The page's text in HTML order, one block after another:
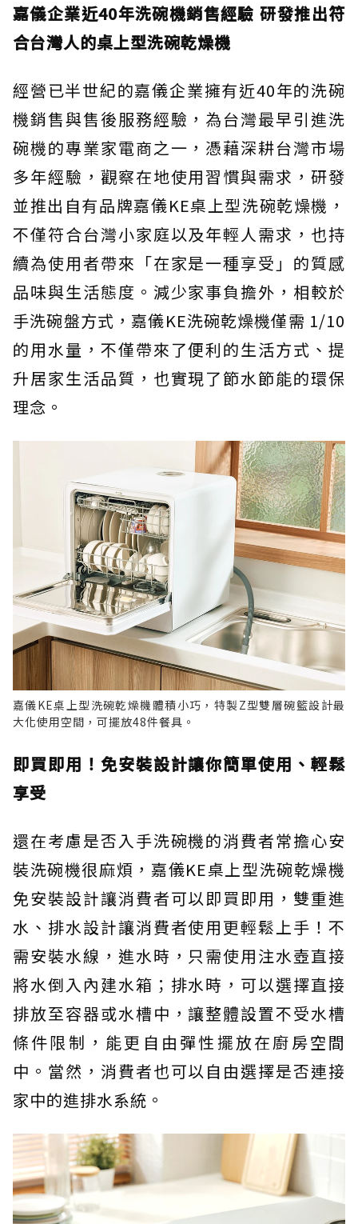
嘉儀企業近40年洗碗機銷售經驗 研發推出符
合台灣人的桌上型洗碗乾燥機
經營已半世紀的嘉儀企業擁有近40年的洗碗
機銷售與售後服務經驗，為台灣最早引進洗
碗機的專業家電商之一，憑藉深耕台灣市場
多年經驗，觀察在地使用習慣與需求，研發
並推出自有品牌嘉儀KE桌上型洗碗乾燥機，
不僅符合台灣小家庭以及年輕人需求，也持
續為使用者帶來「在家是一種享受」的質感
品味與生活態度。減少家事負擔外，相較於
手洗碗盤方式，嘉儀KE洗碗乾燥機僅需 1/10
的用水量，不僅帶來了便利的生活方式、提
升居家生活品質，也實現了節水節能的環保
理念。
嘉儀KE桌上型洗碗乾燥機體積小巧，特製Z型雙層碗籃設計最
大化使用空間，可擺放48件餐具。
即買即用！免安裝設計讓你簡單使用、輕鬆
享受
還在考慮是否入手洗碗機的消費者常擔心安
裝洗碗機很麻煩，嘉儀KE桌上型洗碗乾燥機
免安裝設計讓消費者可以即買即用，雙重進
水、排水設計讓消費者使用更輕鬆上手！不
需安裝水線，進水時，只需使用注水壺直接
將水倒入內建水箱；排水時，可以選擇直接
排放至容器或水槽中，讓整體設置不受水槽
條件限制，能更自由彈性擺放在廚房空間
中。當然，消費者也可以自由選擇是否連接
家中的進排水系統。